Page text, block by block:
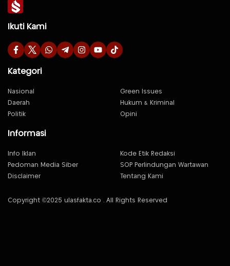
Ikuti Kami
Kategori
Nasional
Green Issues
Daerah
Hukum & Kriminal
Politik
Opini
Informasi
Info Iklan
Kode Etik Redaksi
Pedoman Media Siber
SOP Perlindungan Wartawan
Disclaimer
Tentang Kami
Copyright ©2025 ulasfakta.co . All Rights Reserved